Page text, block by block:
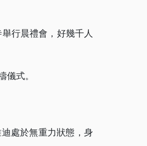
行晨禮會，好幾千人
式。
處於無重力狀態，身